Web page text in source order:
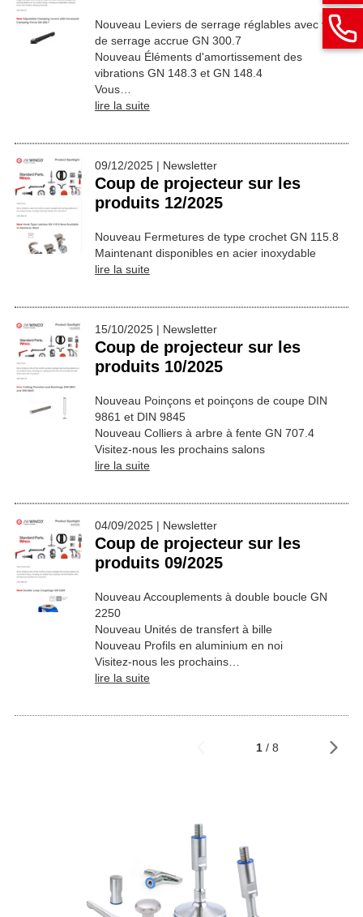
Nouveau Leviers de serrage réglables avec force
de serrage accrue GN 300.7
Nouveau Éléments d'amortissement des
vibrations GN 148.3 et GN 148.4
Vous…
lire la suite
09/12/2025 | Newsletter
Coup de projecteur sur les
produits 12/2025
Nouveau Fermetures de type crochet GN 115.8
Maintenant disponibles en acier inoxydable
lire la suite
15/10/2025 | Newsletter
Coup de projecteur sur les
produits 10/2025
Nouveau Poinçons et poinçons de coupe DIN
9861 et DIN 9845
Nouveau Colliers à arbre à fente GN 707.4
Visitez-nous les prochains salons
lire la suite
04/09/2025 | Newsletter
Coup de projecteur sur les
produits 09/2025
Nouveau Accouplements à double boucle GN
2250
Nouveau Unités de transfert à bille
Nouveau Profils en aluminium en noi
Visitez-nous les prochains…
lire la suite
1 / 8